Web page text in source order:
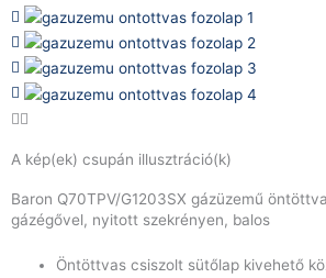
A kép(ek) csupán illusztráció(k)
Baron Q70TPV/G1203SX gázüzemű
gázégővel, nyitott szekrényen, balos
Öntöttvas csiszolt sütőlap kivehető